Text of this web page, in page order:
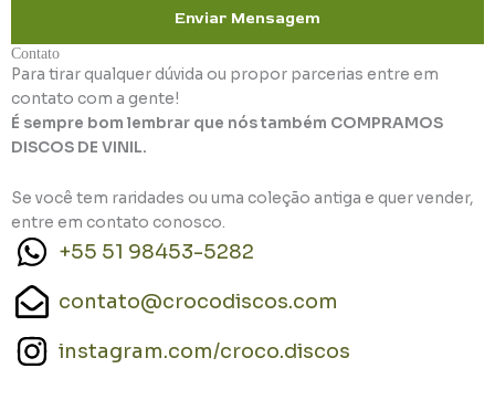
Enviar Mensagem
Contato
Para tirar qualquer dúvida ou propor parcerias entre em
contato com a gente!
É sempre bom lembrar que nós também COMPRAMOS
DISCOS DE VINIL.
Se você tem raridades ou uma coleção antiga e quer vender,
entre em contato conosco.
+55 51 98453-5282
contato@crocodiscos.com
instagram.com/croco.discos